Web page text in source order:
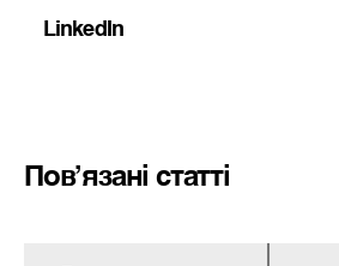
LinkedIn
Пов’язані статті